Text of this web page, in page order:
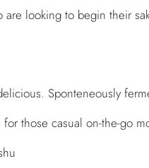
looking to begin their
Sponteneously
for those casual on-the-go